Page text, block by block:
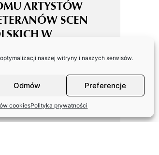
naszej witryny i naszych serwisów.
Odmów Preferencje
cookiesPolityka prywatności
ARTYSTÓW
SCEN
W
ZASP W